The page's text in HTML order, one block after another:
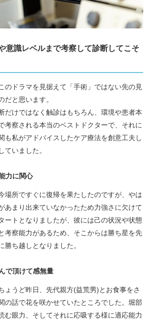
意識レベルまで考察して診断してこそ
のドラマを見据えて「手術」ではない先の見
だと思います。
だけではなく触診はもちろん、環境や患者本
考察される本当のベストドクターで、それに
も私がアドバイスしたケア療法を創意工夫し
ていました。
力に関心
場所ですぐに復帰を果たしたのですが、やは
あまり出来ていなかったため力強さに欠けて
ートとなりましたが、彼には己の状況や状態
考察能力があるため、そこからは勝ち星を先
勝ち越しとなりました。
で頂けて感無量
ょうど昨日、先代親方(益荒男)とお食事をさ
の話で花を咲かせていたところでした。堀部
む眼力、そしてそれに応吸する様に適応能力